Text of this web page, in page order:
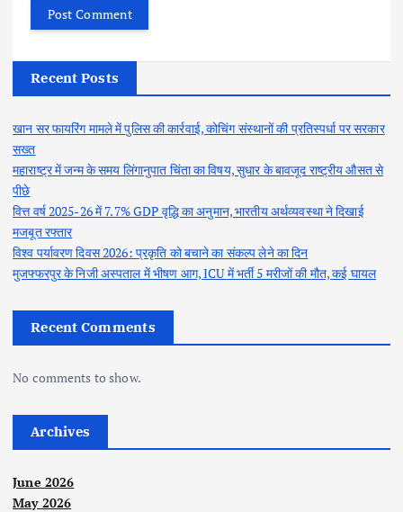
Recent Posts
खान सर फायरिंग मामले में पुलिस की कार्रवाई, कोचिंग संस्थानों की प्रतिस्पर्धा पर सरकार
सख्त
महाराष्ट्र में जन्म के समय लिंगानुपात चिंता का विषय, सुधार के बावजूद राष्ट्रीय औसत से
पीछे
वित्त वर्ष 2025-26 में 7.7% GDP वृद्धि का अनुमान, भारतीय अर्थव्यवस्था ने दिखाई
मजबूत रफ्तार
विश्व पर्यावरण दिवस 2026: प्रकृति को बचाने का संकल्प लेने का दिन
मुजफ्फरपुर के निजी अस्पताल में भीषण आग, ICU में भर्ती 5 मरीजों की मौत, कई घायल
Recent Comments
No comments to show.
Archives
June 2026
May 2026